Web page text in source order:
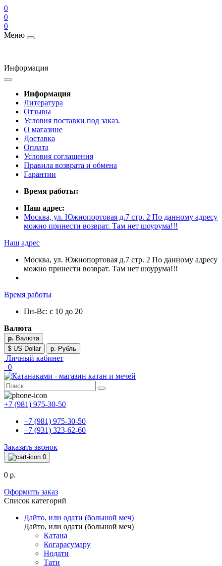
0
0
0
Меню
Информация
Информация
Литература
Отзывы
Условия поставки под заказ.
О магазине
Доставка
Оплата
Условия соглашения
Правила возврата и обмена
Гарантии
Время работы:
Наш адрес:
Москва, ул. Южнопортовая д.7 стр. 2 По данному адресу
можно принести возврат. Там нет шоурума!!!
Наш адрес
Москва, ул. Южнопортовая д.7 стр. 2 По данному адресу
можно принести возврат. Там нет шоурума!!!
Время работы
Пн-Вс: с 10 до 20
Валюта
р. Валюта
$ US Dollar
р. Рубль
Личный кабинет
0
+7 (981) 975-30-50
+7 (981) 975-30-50
+7 (931) 323-62-60
Заказать звонок
0
0 р.
Оформить заказ
Список категорий
Дайто, или одати (большой меч)
Дайто, или одати (большой меч)
Катана
Когарасумару
Нодати
Тати